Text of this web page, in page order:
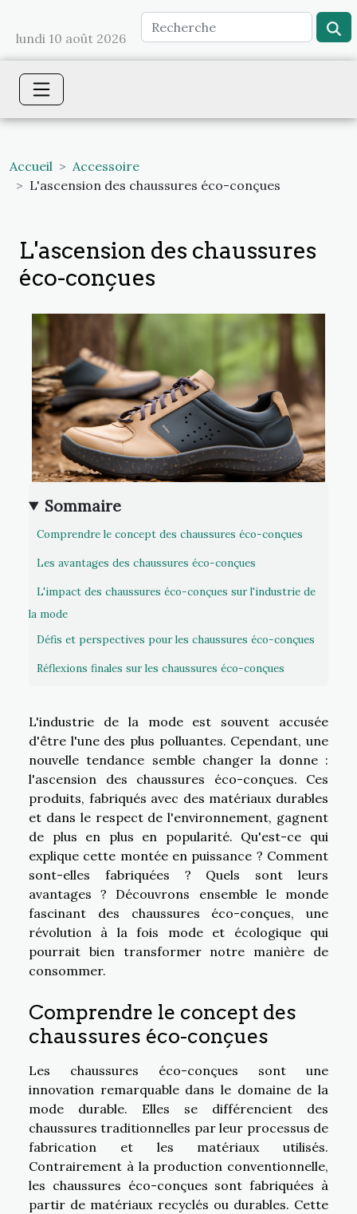
lundi 10 août 2026
Accueil
Accessoire
L'ascension des chaussures éco-conçues
L'ascension des chaussures
éco-conçues
Sommaire
Comprendre le concept des chaussures éco-conçues
Les avantages des chaussures éco-conçues
L'impact des chaussures éco-conçues sur l'industrie de
la mode
Défis et perspectives pour les chaussures éco-conçues
Réflexions finales sur les chaussures éco-conçues
L'industrie de la mode est souvent accusée
d'être l'une des plus polluantes. Cependant, une
nouvelle tendance semble changer la donne :
l'ascension des chaussures éco-conçues. Ces
produits, fabriqués avec des matériaux durables
et dans le respect de l'environnement, gagnent
de plus en plus en popularité. Qu'est-ce qui
explique cette montée en puissance ? Comment
sont-elles fabriquées ? Quels sont leurs
avantages ? Découvrons ensemble le monde
fascinant des chaussures éco-conçues, une
révolution à la fois mode et écologique qui
pourrait bien transformer notre manière de
consommer.
Comprendre le concept des
chaussures éco-conçues
Les chaussures éco-conçues sont une
innovation remarquable dans le domaine de la
mode durable. Elles se différencient des
chaussures traditionnelles par leur processus de
fabrication et les matériaux utilisés.
Contrairement à la production conventionnelle,
les chaussures éco-conçues sont fabriquées à
partir de matériaux recyclés ou durables. Cette